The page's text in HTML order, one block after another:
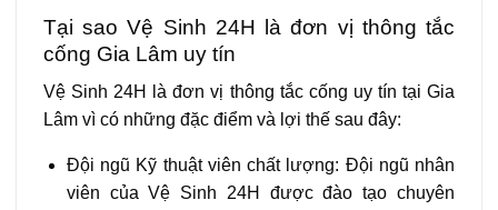
Tại sao Vệ Sinh 24H là đơn vị thông tắc
cống Gia Lâm uy tín
Vệ Sinh 24H là đơn vị thông tắc cống uy tín tại Gia
Lâm vì có những đặc điểm và lợi thế sau đây:
Đội ngũ Kỹ thuật viên chất lượng: Đội ngũ nhân
viên của Vệ Sinh 24H được đào tạo chuyên